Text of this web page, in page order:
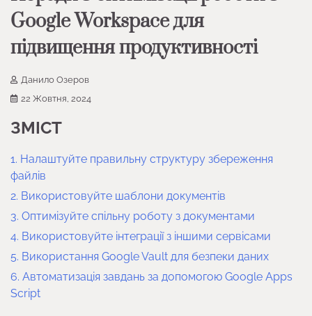
Google Workspace для
підвищення продуктивності
Данило Озеров
22 Жовтня, 2024
ЗМІСТ
1. Налаштуйте правильну структуру збереження
файлів
2. Використовуйте шаблони документів
3. Оптимізуйте спільну роботу з документами
4. Використовуйте інтеграції з іншими сервісами
5. Використання Google Vault для безпеки даних
6. Автоматизація завдань за допомогою Google Apps
Script